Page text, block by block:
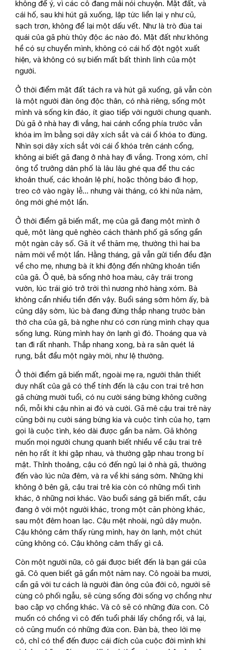
không để ý, vì các cô đang mải nói chuyện. Mặt đất, và
cái hố, sau khi hút gã xuống, lập tức liền lại y như cũ,
sạch trơn, không để lại một dấu vết. Như là trò đùa tai
quái của gã phù thủy độc ác nào đó. Mặt đất như không
hề có sự chuyển mình, không có cái hố đột ngột xuất
hiện, và không có sự biến mất bất thình lình của một
người.
Ở thời điểm mặt đất tách ra và hút gã xuống, gã vẫn còn
là một người đàn ông độc thân, có nhà riêng, sống một
mình và sống kín đáo, ít giao tiếp với người chung quanh.
Dù gã ở nhà hay đi vắng, hai cánh cổng phía trước vẫn
khóa im ỉm bằng sợi dây xích sắt và cái ổ khóa to đùng.
Nhìn sợi dây xích sắt với cái ổ khóa trên cánh cổng,
không ai biết gã đang ở nhà hay đi vắng. Trong xóm, chỉ
ông tổ trưởng dân phố là lâu lâu ghé qua để thu các
khoản thuế, các khoản lệ phí, hoặc thông báo đi họp,
treo cờ vào ngày lễ… nhưng vài tháng, có khi nửa năm,
ông mới ghé một lần.
Ở thời điểm gã biến mất, mẹ của gã đang một mình ở
quê, một làng quê nghèo cách thành phố gã sống gần
một ngàn cây số. Gã ít về thăm mẹ, thường thì hai ba
năm mới về một lần. Hằng tháng, gã vẫn gửi tiền đều đặn
về cho mẹ, nhưng bà ít khi động đến những khoản tiền
của gã. Ở quê, bà sống nhờ hoa màu, cây trái trong
vườn, lúc trái gió trở trời thì nương nhờ hàng xóm. Bà
không cần nhiều tiền đến vậy. Buổi sáng sớm hôm ấy, bà
cũng dậy sớm, lúc bà đang đứng thắp nhang trước bàn
thờ cha của gã, bà nghe như có cơn rùng mình chạy qua
sống lưng. Rùng mình hay ớn lạnh gì đó. Thoáng qua và
tan đi rất nhanh. Thắp nhang xong, bà ra sân quét lá
rụng, bắt đầu một ngày mới, như lệ thường.
Ở thời điểm gã biến mất, ngoài mẹ ra, người thân thiết
duy nhất của gã có thể tính đến là cậu con trai trẻ hơn
gã chừng mười tuổi, có nụ cười sáng bừng không cưỡng
nổi, mỗi khi cậu nhìn ai đó và cười. Gã mê cậu trai trẻ này
cũng bởi nụ cười sáng bừng kia và cuộc tình của họ, tạm
gọi là cuộc tình, kéo dài được gần ba năm. Gã không
muốn mọi người chung quanh biết nhiều về cậu trai trẻ
nên họ rất ít khi gặp nhau, và thường gặp nhau trong bí
mật. Thỉnh thoảng, cậu có đến ngủ lại ở nhà gã, thường
đến vào lúc nửa đêm, và ra về khi sáng sớm. Những khi
không ở bên gã, cậu trai trẻ kia còn có những mối tình
khác, ở những nơi khác. Vào buổi sáng gã biến mất, cậu
đang ở với một người khác, trong một căn phòng khác,
sau một đêm hoan lạc. Cậu mệt nhoài, ngủ dậy muộn.
Cậu không cảm thấy rùng mình, hay ớn lạnh, một chút
cũng không có. Cậu không cảm thấy gì cả.
Còn một người nữa, cô gái được biết đến là bạn gái của
gã. Cô quen biết gã gần một năm nay. Cô ngoài ba mươi,
cần gã với tư cách là người đàn ông của đời cô, người sẽ
cùng cô phối ngẫu, sẽ cùng sống đời sống vợ chồng như
bao cặp vợ chồng khác. Và cô sẽ có những đứa con. Cô
muốn có chồng vì cô đến tuổi phải lấy chồng rồi, vả lại,
cô cũng muốn có những đứa con. Đàn bà, theo lời mẹ
cô, chỉ có thể đến được cái đích của cuộc đời mình khi